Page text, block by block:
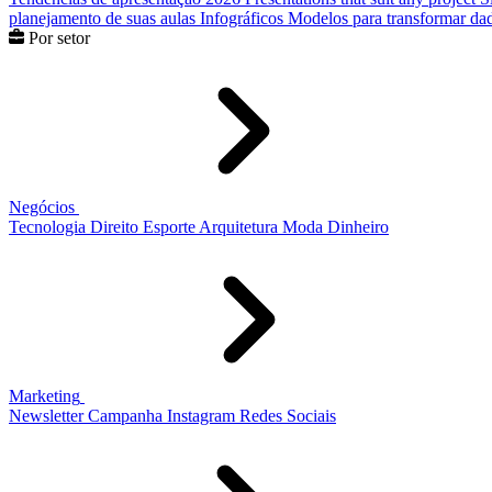
planejamento de suas aulas Infográficos Modelos para transformar
Por setor
Negócios
Tecnologia Direito Esporte Arquitetura Moda Dinheiro
Marketing
Newsletter Campanha Instagram Redes Sociais